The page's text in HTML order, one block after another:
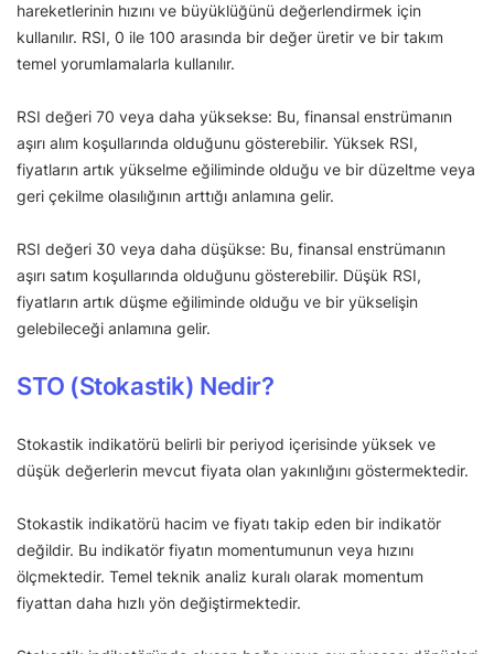
hareketlerinin hızını ve büyüklüğünü değerlendirmek için
kullanılır. RSI, 0 ile 100 arasında bir değer üretir ve bir takım
temel yorumlamalarla kullanılır.
RSI değeri 70 veya daha yüksekse: Bu, finansal enstrümanın
aşırı alım koşullarında olduğunu gösterebilir. Yüksek RSI,
fiyatların artık yükselme eğiliminde olduğu ve bir düzeltme veya
geri çekilme olasılığının arttığı anlamına gelir.
RSI değeri 30 veya daha düşükse: Bu, finansal enstrümanın
aşırı satım koşullarında olduğunu gösterebilir. Düşük RSI,
fiyatların artık düşme eğiliminde olduğu ve bir yükselişin
gelebileceği anlamına gelir.
STO (Stokastik) Nedir?
Stokastik indikatörü belirli bir periyod içerisinde yüksek ve
düşük değerlerin mevcut fiyata olan yakınlığını göstermektedir.
Stokastik indikatörü hacim ve fiyatı takip eden bir indikatör
değildir. Bu indikatör fiyatın momentumunun veya hızını
ölçmektedir. Temel teknik analiz kuralı olarak momentum
fiyattan daha hızlı yön değiştirmektedir.